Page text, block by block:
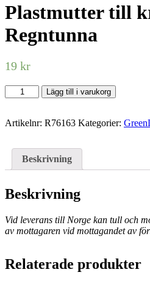
Plastmutter till
Regntunna
19 kr
Plastmutter
till
till
Lägg till i varukorg
Artikelnr: R76163 Kategorier:
Beskrivning
Beskrivning
Vid leverans till Norge kan tull och
av mottagaren vid mottagandet av
Relaterade produkter